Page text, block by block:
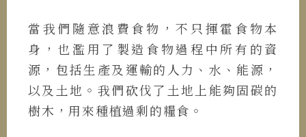
當我們隨意浪費食物，不只揮霍食物本
身，也濫用了製造食物過程中所有的資
源，包括生產及運輸的人力、水、能源，
以及土地。我們砍伐了土地上能夠固碳的
樹木，用來種植過剩的糧食。